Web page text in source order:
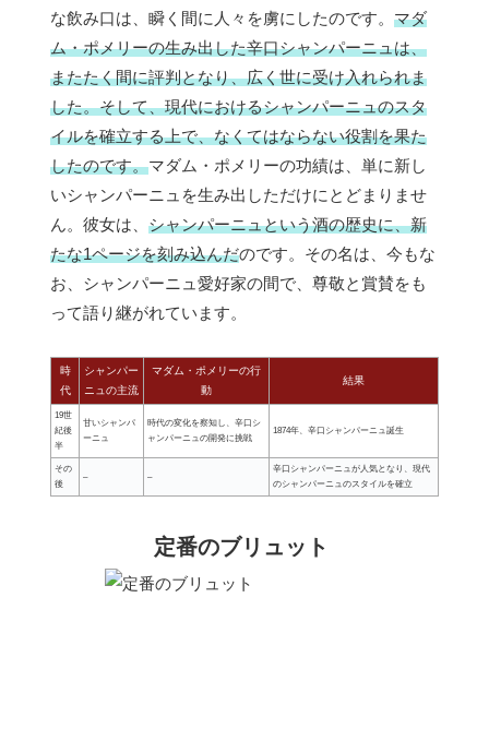
な飲み口は、瞬く間に人々を虜にしたのです。 マダ
ム・ポメリーの生み出した辛口シャンパーニュは、
またたく間に評判となり、広く世に受け入れられま
した。そして、現代におけるシャンパーニュのスタ
イルを確立する上で、なくてはならない役割を果た
したのです。マダム・ポメリーの功績は、単に新し
いシャンパーニュを生み出しただけにとどまりませ
ん。彼女は、 シャンパーニュという酒の歴史に、新
たな1ページを刻み込んだのです。その名は、今もな
お、シャンパーニュ愛好家の間で、尊敬と賞賛をも
って語り継がれています。
時
代
シャンパー
ニュの主流
マダム・ポメリーの行
動
結果
19世
紀後
半
甘いシャンパ
ーニュ
時代の変化を察知し、辛口シ
ャンパーニュの開発に挑戦
1874年、辛口シャンパーニュ誕生
その
後
– –
辛口シャンパーニュが人気となり、現代
のシャンパーニュのスタイルを確立
定番のブリュット